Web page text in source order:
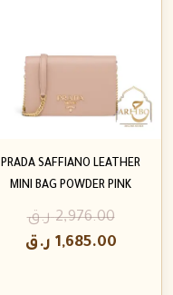
PRADA SAFFIANO LEATHER
MINI BAG POWDER PINK
2,976.00 ر.ق
1,685.00 ر.ق